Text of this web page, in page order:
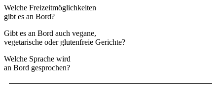
Welche Freizeitmöglichkeiten
gibt es an Bord?
Gibt es an Bord auch vegane,
vegetarische oder glutenfreie Gerichte?
Welche Sprache wird
an Bord gesprochen?